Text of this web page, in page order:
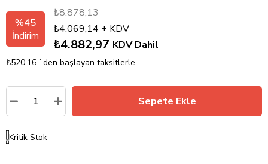
%45
İndirim
₺8.878,13
₺4.069,14 + KDV
KDV Dahil
₺4.882,97
₺520,16 `den başlayan taksitlerle
Kritik Stok